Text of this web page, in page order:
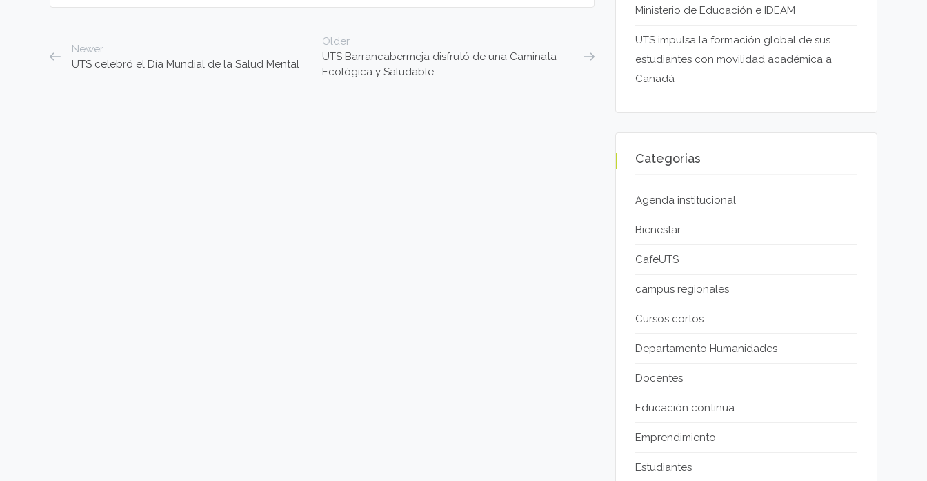
Newer
UTS celebró el Día Mundial de la Salud Mental
Older
UTS Barrancabermeja disfrutó de una Caminata
Ecológica y Saludable
Ministerio de Educación e IDEAM
UTS impulsa la formación global de sus
estudiantes con movilidad académica a
Canadá
Categorias
Agenda institucional
Bienestar
CafeUTS
campus regionales
Cursos cortos
Departamento Humanidades
Docentes
Educación continua
Emprendimiento
Estudiantes